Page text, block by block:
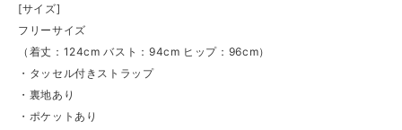
[サイズ]
フリーサイズ
（着丈：124cm バスト：94cm ヒップ：96cm）
・タッセル付きストラップ
・裏地あり
・ポケットあり